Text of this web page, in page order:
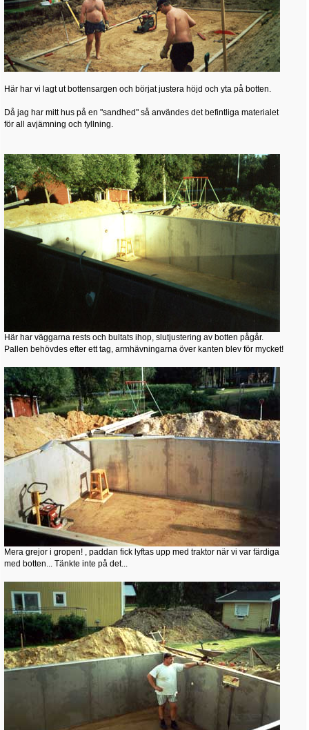
Här har vi lagt ut bottensargen och börjat justera höjd och yta på botten.
Då jag har mitt hus på en "sandhed" så användes det befintliga materialet
för all avjämning och fyllning.
Här har väggarna rests och bultats ihop, slutjustering av botten pågår.
Pallen behövdes efter ett tag, armhävningarna över kanten blev för mycket!
Mera grejor i gropen! , paddan fick lyftas upp med traktor när vi var färdiga
med botten... Tänkte inte på det...